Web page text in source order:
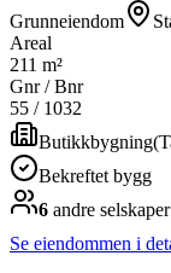
Grunneiendom
Areal
211 m²
Gnr / Bnr
55 / 1032
Butikkbygning(
Bekreftet bygg
6 andre selskaper
Se eiendommen i